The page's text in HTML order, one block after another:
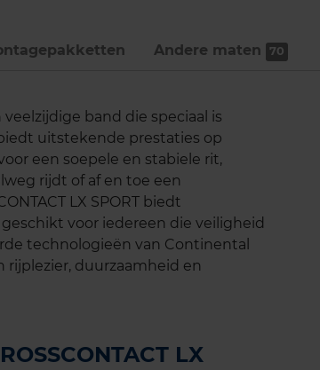
Andere maten 70
veelzijdige band die speciaal is
uitstekende prestaties op
een soepele en stabiele rit,
rijdt of af en toe een
LX SPORT biedt
voor iedereen die veiligheid
technologieën van Continental
duurzaamheid en
LX